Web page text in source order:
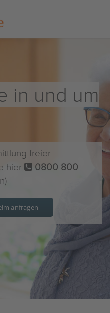
in und um
freier
hier
0800 800
anfragen